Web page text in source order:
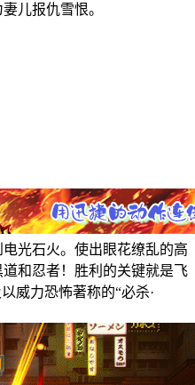
儿报仇雪恨。
光石火。使出眼花缭乱的高
和忍者！胜利的关键就是飞
威力恐怖著称的“必杀·